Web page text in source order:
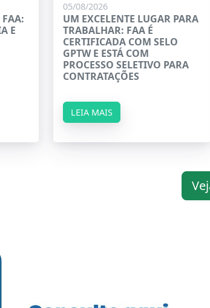
FAA:
E
05/08/2026
UM EXCELENTE LUGAR PARA
TRABALHAR: FAA É
CERTIFICADA COM SELO
GPTW E ESTÁ COM
PROCESSO SELETIVO PARA
CONTRATAÇÕES
LEIA MAIS